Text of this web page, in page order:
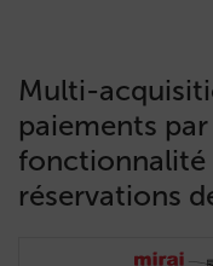
Multi-
paiements
fonctionnalité
réservations